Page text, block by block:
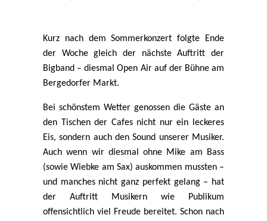
Kurz nach dem Sommerkonzert folgte Ende
der Woche gleich der nächste Auftritt der
Bigband – diesmal Open Air auf der Bühne am
Bergedorfer Markt.
Bei schönstem Wetter genossen die Gäste an
den Tischen der Cafes nicht nur ein leckeres
Eis, sondern auch den Sound unserer Musiker.
Auch wenn wir diesmal ohne Mike am Bass
(sowie Wiebke am Sax) auskommen mussten –
und manches nicht ganz perfekt gelang – hat
der Auftritt Musikern wie Publikum
offensichtlich viel Freude bereitet. Schon nach